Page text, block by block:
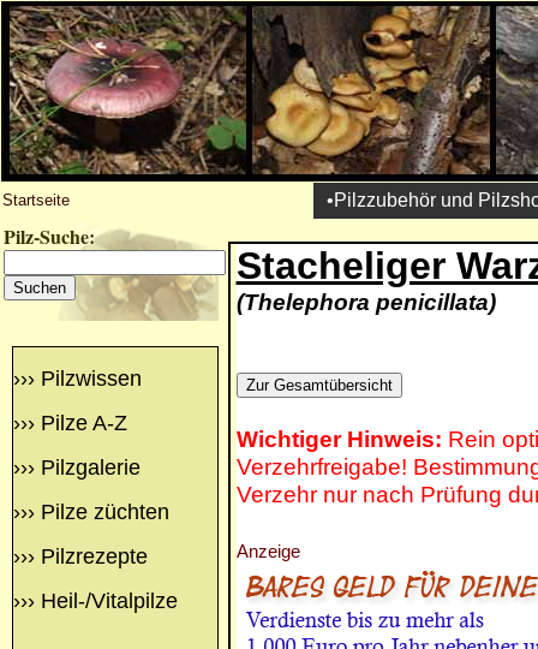
Startseite •Pilzzubehör und
Pilz-Suche:
››› Pilzwissen
››› Pilze A-Z
››› Pilzgalerie
››› Pilze züchten
››› Pilzrezepte
››› Heil-/Vitalpilze
Stacheliger
(Thelephora penicillata)
Wichtiger Hinweis: Rein
Verzehrfreigabe!
Verzehr nur nach Prüfung
Anzeige